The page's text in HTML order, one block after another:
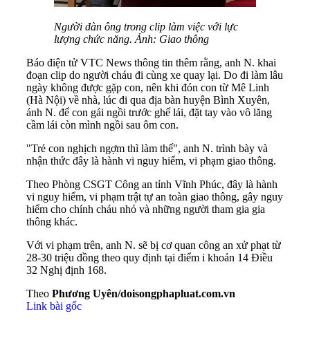
Người đàn ông trong clip làm việc với lực
lượng chức năng. Ảnh: Giao thông
Báo điện tử VTC News thông tin thêm rằng, anh N. khai
đoạn clip do người cháu đi cùng xe quay lại. Do đi làm lâu
ngày không được gặp con, nên khi đón con từ Mê Linh
(Hà Nội) về nhà, lúc đi qua địa bàn huyện Bình Xuyên,
ánh N. để con gái ngồi trước ghế lái, đặt tay vào vô lăng
cầm lái còn mình ngồi sau ôm con.
"Trẻ con nghịch ngợm thì làm thế", anh N. trình bày và
nhận thức đây là hành vi nguy hiểm, vi phạm giao thông.
Theo Phòng CSGT Công an tỉnh Vĩnh Phúc, đây là hành
vi nguy hiểm, vi phạm trật tự an toàn giao thông, gây nguy
hiểm cho chính cháu nhỏ và những người tham gia gia
thông khác.
Với vi phạm trên, anh N. sẽ bị cơ quan công an xử phạt từ
28-30 triệu đồng theo quy định tại điểm i khoản 14 Điều
32 Nghị định 168.
Theo Phương Uyên/doisongphapluat.com.vn
Link bài gốc